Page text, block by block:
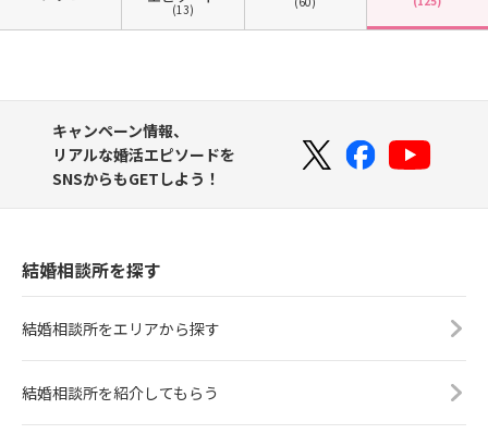
(13)
キャンペーン情報、
リアルな婚活エピソードを
SNSからもGETしよう！
結婚相談所を探す
結婚相談所をエリアから探す
結婚相談所を紹介してもらう